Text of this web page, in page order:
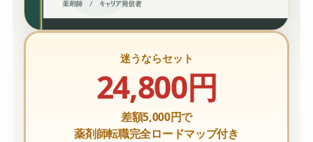
迷うならセット
24,800円
差額5,000円で
薬剤師転職完全ロードマップ付き